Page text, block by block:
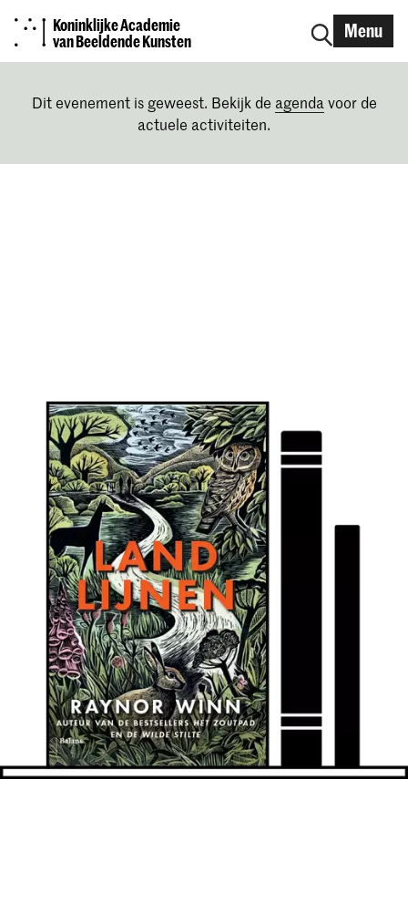
Koninklijke Academie
van Beeldende Kunsten
Menu
Dit evenement is geweest. Bekijk de agenda voor de
actuele activiteiten.